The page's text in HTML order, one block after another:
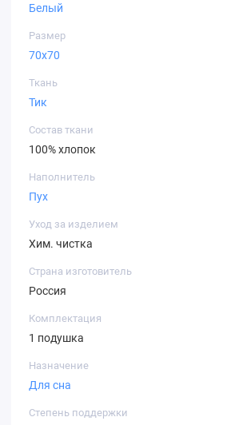
Белый
Размер
70х70
Ткань
Тик
Состав ткани
100% хлопок
Наполнитель
Пух
Уход за изделием
Хим. чистка
Страна изготовитель
Россия
Комплектация
1 подушка
Назначение
Для сна
Степень поддержки